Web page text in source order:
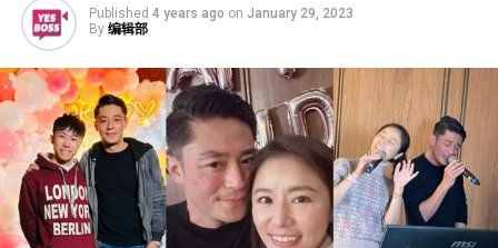
Published 4 years ago on January 29, 2023
By 编辑部